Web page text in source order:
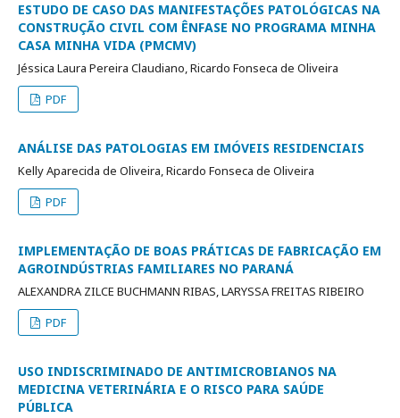
ESTUDO DE CASO DAS MANIFESTAÇÕES PATOLÓGICAS NA
CONSTRUÇÃO CIVIL COM ÊNFASE NO PROGRAMA MINHA
CASA MINHA VIDA (PMCMV)
Jéssica Laura Pereira Claudiano, Ricardo Fonseca de Oliveira
PDF
ANÁLISE DAS PATOLOGIAS EM IMÓVEIS RESIDENCIAIS
Kelly Aparecida de Oliveira, Ricardo Fonseca de Oliveira
PDF
IMPLEMENTAÇÃO DE BOAS PRÁTICAS DE FABRICAÇÃO EM
AGROINDÚSTRIAS FAMILIARES NO PARANÁ
ALEXANDRA ZILCE BUCHMANN RIBAS, LARYSSA FREITAS RIBEIRO
PDF
USO INDISCRIMINADO DE ANTIMICROBIANOS NA
MEDICINA VETERINÁRIA E O RISCO PARA SAÚDE
PÚBLICA